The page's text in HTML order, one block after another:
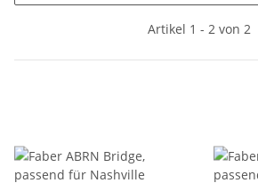
Artikel 1 - 2 von 2